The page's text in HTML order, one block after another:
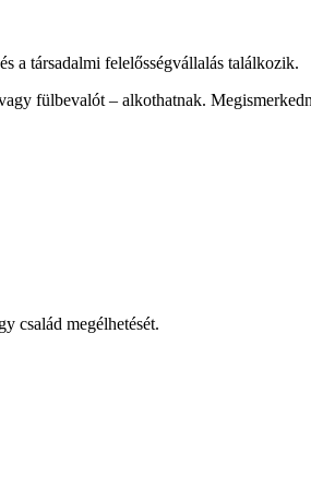
a társadalmi felelősségvállalás találkozik.
fülbevalót – alkothatnak.
család megélhetését.